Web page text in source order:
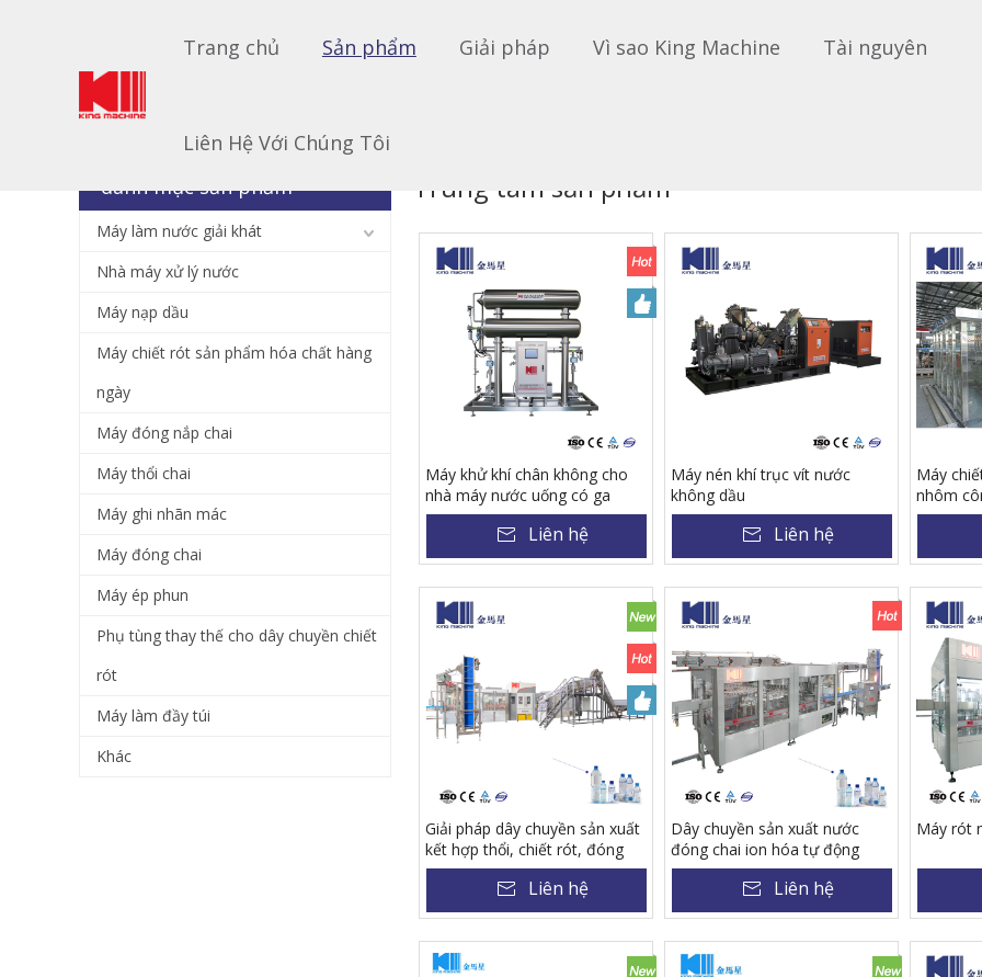
Trang chủ Sản phẩm Giải pháp Vì sao King Machine Tài nguyên
Liên Hệ Với Chúng Tôi
Bạn đang ở đây:
danh mục sản phẩm
Máy làm nước giải khát
Nhà máy xử lý nước
Máy nạp dầu
Máy chiết rót sản phẩm hóa chất hàng
ngày
Máy đóng nắp chai
Máy thổi chai
Máy ghi nhãn mác
Máy đóng chai
Máy ép phun
Phụ tùng thay thế cho dây chuyền chiết
rót
Máy làm đầy túi
Khác
Trung tâm sản phẩm
Máy khử khí chân không cho
nhà máy nước uống có ga
Liên hệ
Máy nén khí trục vít nước
không dầu
Liên hệ
Máy
nhôm
chiếc/
năng
Giải pháp dây chuyền sản xuất
kết hợp thổi, chiết rót, đóng
nắp chai PET 36000 chai/giờ
Liên hệ
Dây chuyền sản xuất nước
đóng chai ion hóa tự động
Liên hệ
Máy rót